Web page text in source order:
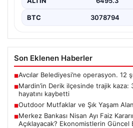
BTC 3078794
Son Eklenen Haberler
■Avcılar Belediyesi’ne operasyon. 12
■Mardin’in Derik ilçesinde trajik kaza:
hayatını kaybetti
■Outdoor Mutfaklar ve Şık Yaşam
■Merkez Bankası Nisan Ayı Faiz
Açıklayacak? Ekonomistlerin